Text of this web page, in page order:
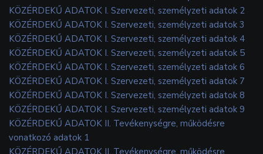
KÖZÉRDEKŰ ADATOK I. Szervezeti, személyzeti adatok 2
KÖZÉRDEKŰ ADATOK I. Szervezeti, személyzeti adatok 3
KÖZÉRDEKŰ ADATOK I. Szervezeti, személyzeti adatok 4
KÖZÉRDEKŰ ADATOK I. Szervezeti, személyzeti adatok 5
KÖZÉRDEKŰ ADATOK I. Szervezeti, személyzeti adatok 6
KÖZÉRDEKŰ ADATOK I. Szervezeti, személyzeti adatok 7
KÖZÉRDEKŰ ADATOK I. Szervezeti, személyzeti adatok 8
KÖZÉRDEKŰ ADATOK I. Szervezeti, személyzeti adatok 9
KÖZÉRDEKŰ ADATOK II. Tevékenységre, működésre
vonatkozó adatok 1